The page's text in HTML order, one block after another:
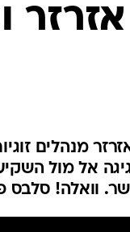
מנהלים
אל מול
וואלה! סלבס